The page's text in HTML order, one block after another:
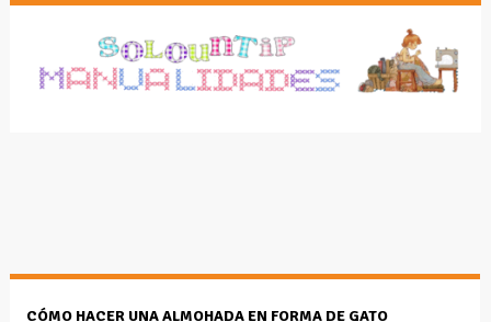
CÓMO HACER UNA ALMOHADA EN FORMA DE GATO